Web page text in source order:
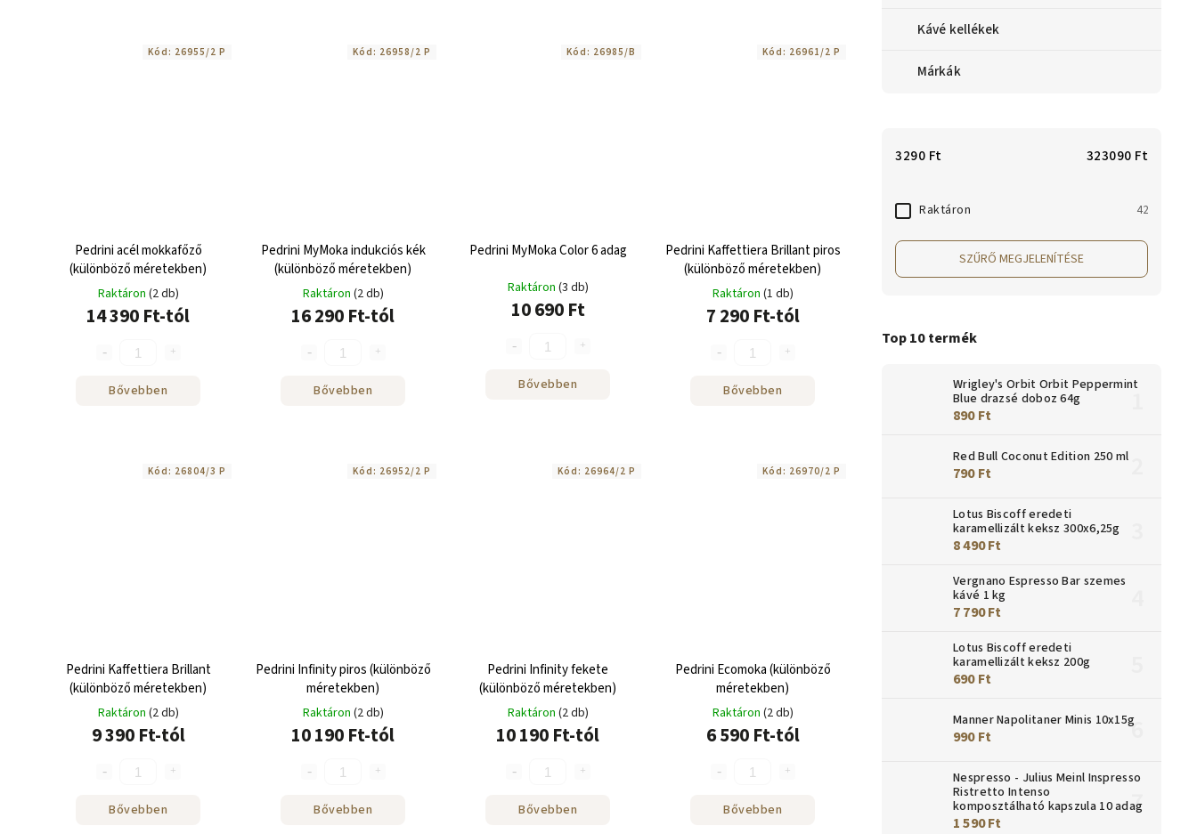
Kávé kellékek
Márkák
3290 Ft 323090 Ft
Raktáron 42
SZŰRŐ MEGJELENÍTÉSE
Top 10 termék
Wrigley's Orbit Orbit Peppermint
Blue drazsé doboz 64g
890 Ft
Red Bull Coconut Edition 250 ml
790 Ft
Lotus Biscoff eredeti
karamellizált keksz 300x6,25g
8 490 Ft
Vergnano Espresso Bar szemes
kávé 1 kg
7 790 Ft
Lotus Biscoff eredeti
karamellizált keksz 200g
690 Ft
Manner Napolitaner Minis 10x15g
990 Ft
Nespresso - Julius Meinl Inspresso
Ristretto Intenso
komposztálható kapszula 10 adag
1 590 Ft
Pedrini acél mokkafőző
(különböző méretekben)
Raktáron (2 db)
14 390 Ft-tól
Bővebben
Kód: 26955/2 P
Pedrini MyMoka indukciós kék
(különböző méretekben)
Raktáron (2 db)
16 290 Ft-tól
Bővebben
Kód: 26958/2 P
Pedrini MyMoka Color 6 adag
Raktáron (3 db)
10 690 Ft
Bővebben
Kód: 26985/B
Pedrini Kaffettiera Brillant piros
(különböző méretekben)
Raktáron (1 db)
7 290 Ft-tól
Bővebben
Kód: 26961/2 P
Pedrini Kaffettiera Brillant
(különböző méretekben)
Raktáron (2 db)
9 390 Ft-tól
Bővebben
Kód: 26804/3 P
Pedrini Infinity piros (különböző
méretekben)
Raktáron (2 db)
10 190 Ft-tól
Bővebben
Kód: 26952/2 P
Pedrini Infinity fekete
(különböző méretekben)
Raktáron (2 db)
10 190 Ft-tól
Bővebben
Kód: 26964/2 P
Pedrini Ecomoka (különböző
méretekben)
Raktáron (2 db)
6 590 Ft-tól
Bővebben
Kód: 26970/2 P